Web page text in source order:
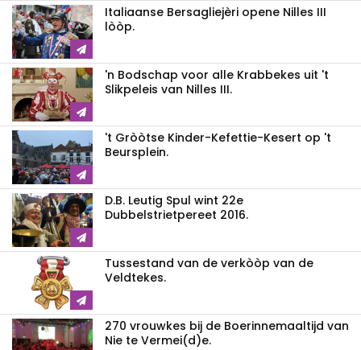
Italiaanse Bersagliejèri opene Nilles III
lòòp.
'n Bodschap voor alle Krabbekes uit 't
Slikpeleis van Nilles III.
't Gròòtse Kinder-Kefettie-Kesert op 't
Beursplein.
D.B. Leutig Spul wint 22e
Dubbelstrietpereet 2016.
Tussestand van de verkòòp van de
Veldtekes.
270 vrouwkes bij de Boerinnemaaltijd van
Nie te Vermei(d)e.